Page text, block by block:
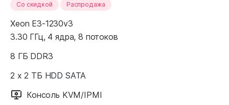
Cо скидкой Распродажа
Xeon E3-1230v3
3.30 ГГц, 4 ядра, 8 потоков
8 ГБ DDR3
2 x 2 ТБ HDD SATA
Консоль KVM/IPMI